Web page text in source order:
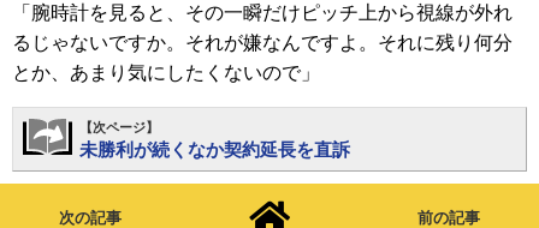
「腕時計を見ると、その一瞬だけピッチ上から視線が外れ
るじゃないですか。それが嫌なんですよ。それに残り何分
とか、あまり気にしたくないので」
【次ページ】
未勝利が続くなか契約延長を直訴
次の記事 前の記事